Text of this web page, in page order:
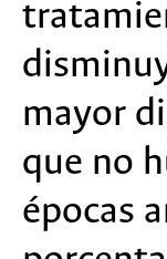
mayor
que no
épocas